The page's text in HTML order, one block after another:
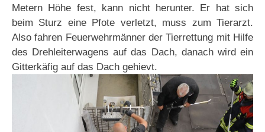
Metern Höhe fest, kann nicht herunter. Er hat sich
beim Sturz eine Pfote verletzt, muss zum Tierarzt.
Also fahren Feuerwehrmänner der Tierrettung mit Hilfe
des Drehleiterwagens auf das Dach, danach wird ein
Gitterkäfig auf das Dach gehievt.